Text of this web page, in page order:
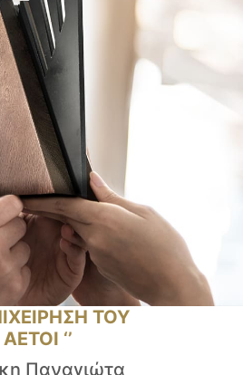
ΤΟΥ
‘’
Παναγιώτα